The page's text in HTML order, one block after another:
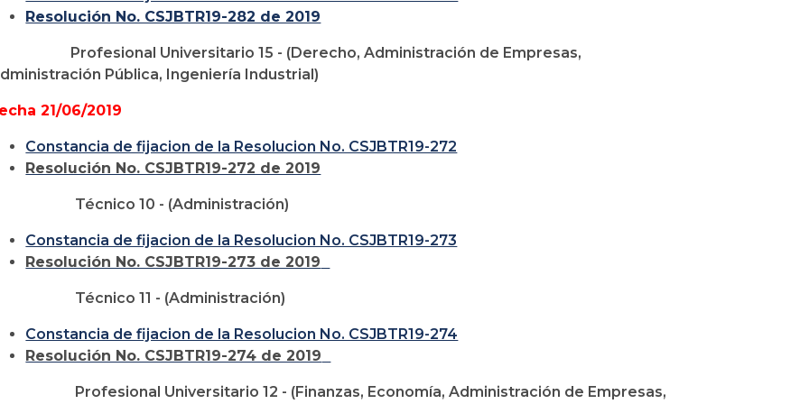
Resolución No. CSJBTR19-282 de 2019
Profesional Universitario 15 - (Derecho, Administración de Empresas,
Pública, Ingeniería Industrial)
21/06/2019
Constancia de fijacion de la Resolucion No. CSJBTR19-272
Resolución No. CSJBTR19-272 de 2019
Técnico 10 - (Administración)
Constancia de fijacion de la Resolucion No. CSJBTR19-273
Resolución No. CSJBTR19-273 de 2019
Técnico 11 - (Administración)
Constancia de fijacion de la Resolucion No. CSJBTR19-274
Resolución No. CSJBTR19-274 de 2019
Profesional Universitario 12 - (Finanzas, Economía, Administración de Empresas,